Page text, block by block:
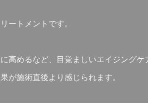
ートメントです。
高めるなど、目覚ましいエイジングケ
が施術直後より感じられます。